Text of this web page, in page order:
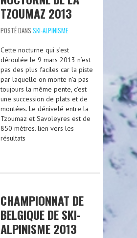
TZOUMAZ 2013
POSTÉ DANS SKI-ALPINISME
Cette nocturne qui s’est
déroulée le 9 mars 2013 n’est
pas des plus faciles car la piste
par laquelle on monte n’a pas
toujours la même pente, c’est
une succession de plats et de
montées. Le dénivelé entre la
Tzoumaz et Savoleyres est de
850 mètres. lien vers les
résultats
CHAMPIONNAT DE
BELGIQUE DE SKI-
ALPINISME 2013